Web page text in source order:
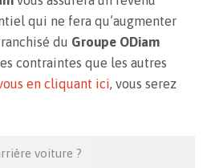
qui ne fera qu’augmenter
du Groupe ODiam
contraintes que les autres
en cliquant ici, vous serez
voiture ?